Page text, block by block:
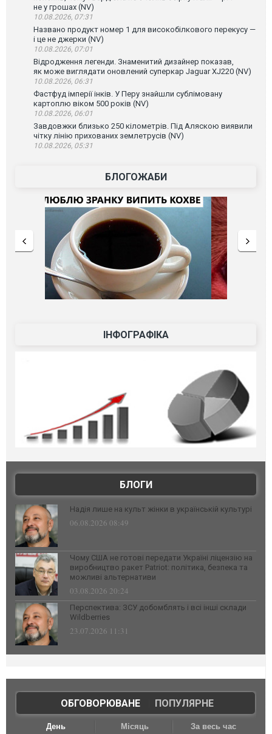
не у грошах (NV)
10.08.2026, 07:31
Названо продукт номер 1 для високобілкового перекусу —
і це не джерки (NV)
10.08.2026, 07:01
Відродження легенди. Знаменитий дизайнер показав,
як може виглядати оновлений суперкар Jaguar XJ220 (NV)
10.08.2026, 06:31
Фастфуд імперії інків. У Перу знайшли сублімовану
картоплю віком 500 років (NV)
10.08.2026, 06:01
Завдовжки близько 250 кілометрів. Під Аляскою виявили
чітку лінію прихованих землетрусів (NV)
10.08.2026, 05:31
БЛОГОЖАБИ
ІНФОГРАФІКА
БЛОГИ
Надія лише на культ жінки в українській культурі
06.08.2026 08:49
Чому США не готові передати Україні ліцензію на
виробництво ракет Patriot: політика, безпека та
можливі альтернативи
03.08.2026 20:24
Перспектива: ЗСУ добомблять і всі інші склади
Wildberries
23.07.2026 11:31
ОБГОВОРЮВАНЕ| ПОПУЛЯРНЕ
День Місяць За весь час